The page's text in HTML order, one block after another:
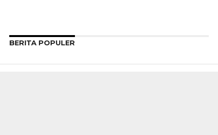
BERITA POPULER